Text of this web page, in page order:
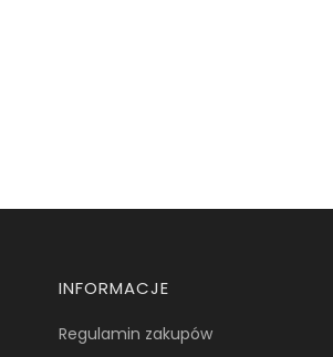
INFORMACJE
Regulamin zakupów